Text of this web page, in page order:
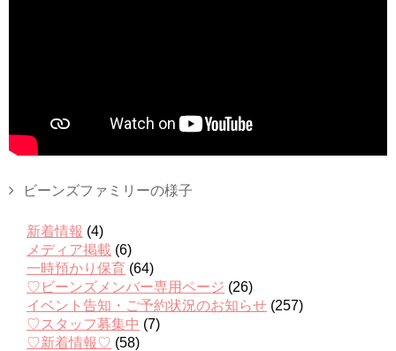
ビーンズファミリーの様子
新着情報 (4)
メディア掲載 (6)
一時預かり保育 (64)
♡ビーンズメンバー専用ページ (26)
イベント告知・ご予約状況のお知らせ (257)
♡スタッフ募集中 (7)
♡新着情報♡ (58)